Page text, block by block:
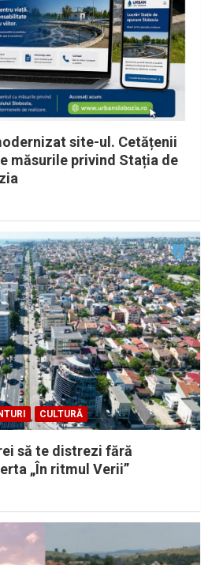
site-ul. Cetățenii
măsurile privind Stația de
CULTURĂ
să te distrezi fără
„În ritmul Verii”